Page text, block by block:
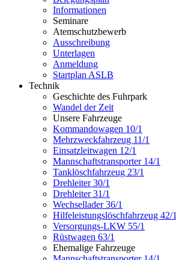
Informationen
Seminare
Atemschutzbewerb
Ausschreibung
Unterlagen
Anmeldung
Startplan ASLB
Technik
Geschichte des Fuhrpark
Wandel der Zeit
Unsere Fahrzeuge
Kommandowagen 10/1
Mehrzweckfahrzeug 11/1
Einsatzleitwagen 12/1
Mannschaftstransporter 14/1
Tanklöschfahrzeug 23/1
Drehleiter 30/1
Drehleiter 31/1
Wechsellader 36/1
Hilfeleistungslöschfahrzeug 42/1
Versorgungs-LKW 55/1
Rüstwagen 63/1
Ehemalige Fahrzeuge